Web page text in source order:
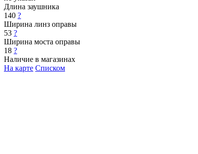
Длина заушника
140 ?
Ширина линз оправы
53 ?
Ширина моста оправы
18 ?
Наличие в магазинах
На карте Списком